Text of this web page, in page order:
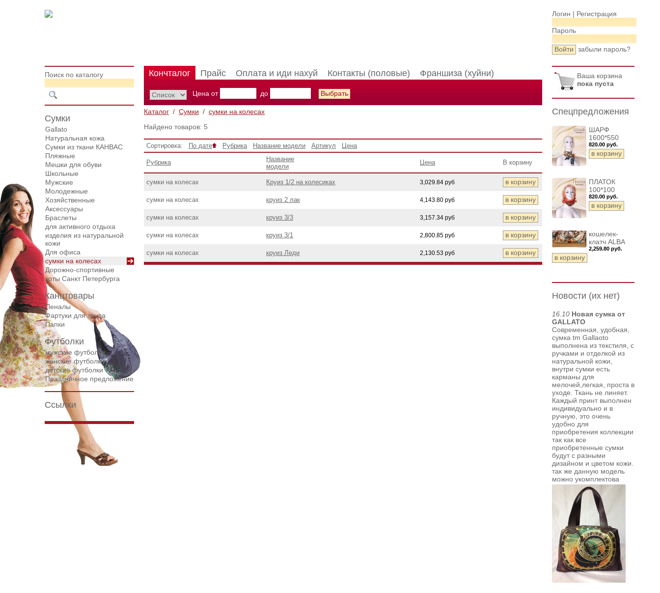
Логин | Регистрация
Пароль
забыли пароль?
Поиск по каталогу
Сумки
Gallato
Натуральная кожа
Сумки из ткани КАНВАС
Пляжные
Мешки для обуви
Школьные
Мужские
Молодежные
Хозяйственные
Аксессуары
Браслеты
для активного отдыха
изделия из натуральной
кожи
Для офиса
сумки на колесах
Дорожнo-спортивные
коты Санкт Петербурга
Канцтовары
Пеналы
Фартуки для труда
Папки
Футболки
мужские футболки
женские футболки
детские футболки
Праздничное предложение
Ссылки
Кончталог Прайс Оплата и иди нахуй Контакты (половые) Франшиза (хуйни)
Цена от до
Каталог / Сумки / сумки на колесах
Найдено товаров: 5
Сортировка: По дате Рубрика Название модели Артикул Цена
Рубрика
Название
модели
Цена В корзину
сумки на колесах Круиз 1/2 на колесиках 3,029.84 руб
сумки на колесах круиз 2 лак 4,143.80 руб
сумки на колесах круиз 3/3 3,157.34 руб
сумки на колесах круиз 3/1 2,800.85 руб
сумки на колесах круиз Леди 2,130.53 руб
Ваша корзина
пока пуста
Спецпредложения
ШАРФ
1600*550
820.00 руб.
ПЛАТОК
100*100
820.00 руб.
кошелек-
клатч ALBA
2,259.80 руб.
Новости (их нет)
16.10 Новая сумка от
GALLATO
Современная, удобная,
сумка tm Gallaoto
выполнена из текстиля, с
ручками и отделкой из
натуральной кожи,
внутри сумки есть
карманы для
мелочей,легкая, проста в
уходе. Ткань не линяет.
Каждый принт выполнен
индивидуально и в
ручную, это очень
удобно для
приобретения коллекции
так как все
приобретенные сумки
будут с разными
дизайном и цветом кожи.
так же данную модель
можно укомплектова